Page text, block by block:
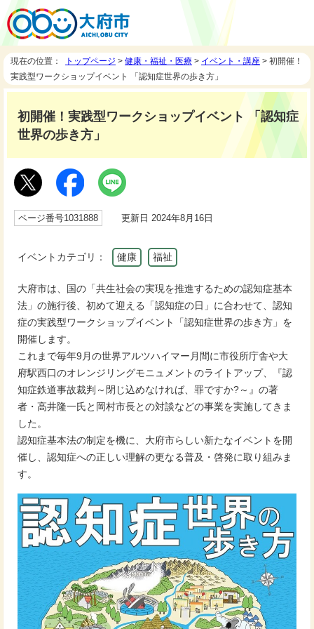
現在の位置： トップページ > 健康・福祉・医療 > イベント・講座 > 初開催！
実践型ワークショップイベント 「認知症世界の歩き方」
初開催！実践型ワークショップイベント 「認知症
世界の歩き方」
ページ番号1031888 更新日 2024年8月16日
イベントカテゴリ： 健康 福祉
大府市は、国の「共生社会の実現を推進するための認知症基本
法」の施行後、初めて迎える「認知症の日」に合わせて、認知
症の実践型ワークショップイベント「認知症世界の歩き方」を
開催します。
これまで毎年9月の世界アルツハイマー月間に市役所庁舎や大
府駅西口のオレンジリングモニュメントのライトアップ、『認
知症鉄道事故裁判～閉じ込めなければ、罪ですか?～』の著
者・高井隆一氏と岡村市長との対談などの事業を実施してきま
した。
認知症基本法の制定を機に、大府市らしい新たなイベントを開
催し、認知症への正しい理解の更なる普及・啓発に取り組みま
す。